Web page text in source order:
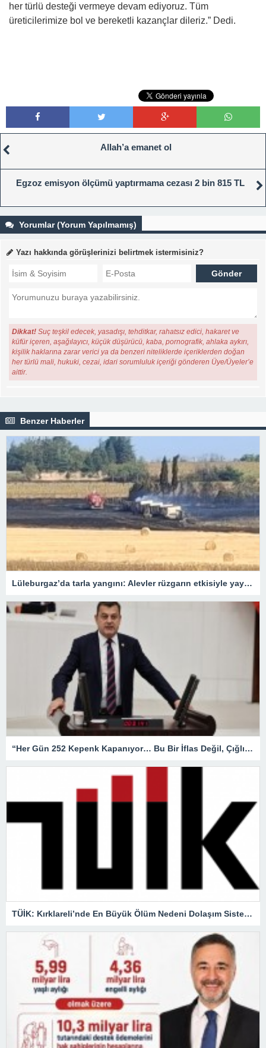
her türlü desteği vermeye devam ediyoruz. Tüm
üreticilerimize bol ve bereketli kazançlar dileriz.” Dedi.
Allah’a emanet ol
Egzoz emisyon ölçümü yaptırmama cezası 2 bin 815 TL
Yorumlar (Yorum Yapılmamış)
Yazı hakkında görüşlerinizi belirtmek istermisiniz?
Dikkat! Suç teşkil edecek, yasadışı, tehditkar, rahatsız edici, hakaret ve
küfür içeren, aşağılayıcı, küçük düşürücü, kaba, pornografik, ahlaka aykırı,
kişilik haklarına zarar verici ya da benzeri niteliklerde içeriklerden doğan
her türlü mali, hukuki, cezai, idari sorumluluk içeriği gönderen Üye/Üyeler’e
aittir.
Benzer Haberler
Lüleburgaz’da tarla yangını: Alevler rüzgarın etkisiyle yayıldı
“Her Gün 252 Kepenk Kapanıyor… Bu Bir İflas Değil, Çığlıktır!”
TÜİK: Kırklareli’nde En Büyük Ölüm Nedeni Dolaşım Sistemi Hastalıkları